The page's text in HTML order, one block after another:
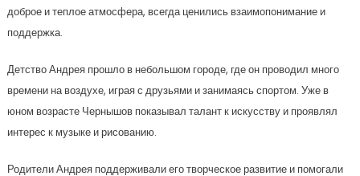
доброе и теплое атмосфера, всегда ценились взаимопонимание и
поддержка.
Детство Андрея прошло в небольшом городе, где он проводил много
времени на воздухе, играя с друзьями и занимаясь спортом. Уже в
юном возрасте Чернышов показывал талант к искусству и проявлял
интерес к музыке и рисованию.
Родители Андрея поддерживали его творческое развитие и помогали